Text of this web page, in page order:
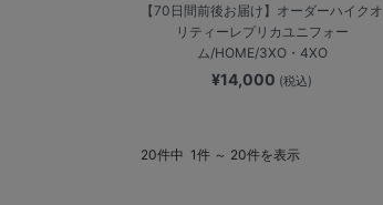
【70日間前後お届け】オーダーハイクオ
リティーレプリカユニフォー
ム/HOME/3XO・4XO
¥14,000 (税込)
20件中 1件 ～ 20件を表示